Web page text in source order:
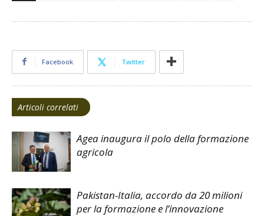
Facebook Twitter
Articoli correlati
Agea inaugura il polo della formazione
agricola
Pakistan-Italia, accordo da 20 milioni
per la formazione e l’innovazione